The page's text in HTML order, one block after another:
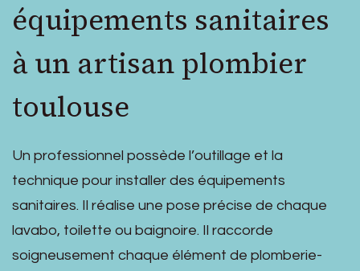
équipements sanitaires
à un artisan plombier
toulouse
Un professionnel possède l’outillage et la
technique pour installer des équipements
sanitaires. Il réalise une pose précise de chaque
lavabo, toilette ou baignoire. Il raccorde
soigneusement chaque élément de plomberie-